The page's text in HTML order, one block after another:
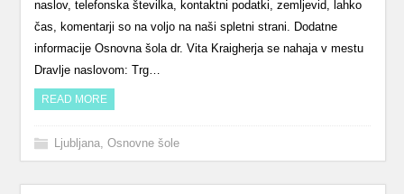
naslov, telefonska številka, kontaktni podatki, zemljevid, lahko
čas, komentarji so na voljo na naši spletni strani. Dodatne
informacije Osnovna šola dr. Vita Kraigherja se nahaja v mestu
Dravlje naslovom: Trg…
READ MORE
Ljubljana,Osnovne šole